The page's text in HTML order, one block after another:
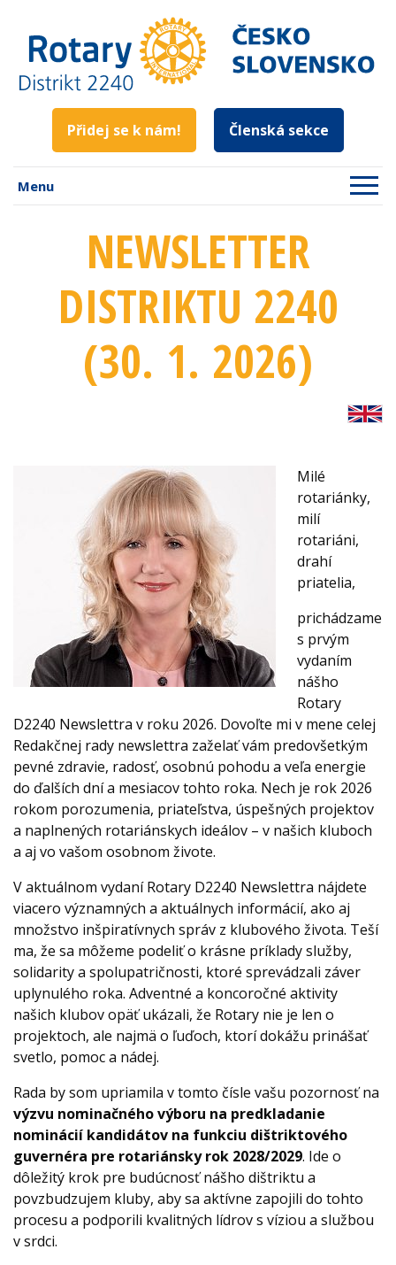
Přidej se k nám! Členská sekce
Menu
NEWSLETTER
DISTRIKTU 2240
(30. 1. 2026)
Milé
rotariánky,
milí
rotariáni,
drahí
priatelia,
prichádzame
s prvým
vydaním
nášho
Rotary
D2240 Newslettra v roku 2026. Dovoľte mi v mene celej
Redakčnej rady newslettra zaželať vám predovšetkým
pevné zdravie, radosť, osobnú pohodu a veľa energie
do ďalších dní a mesiacov tohto roka. Nech je rok 2026
rokom porozumenia, priateľstva, úspešných projektov
a naplnených rotariánskych ideálov – v našich kluboch
a aj vo vašom osobnom živote.
V aktuálnom vydaní Rotary D2240 Newslettra nájdete
viacero významných a aktuálnych informácií, ako aj
množstvo inšpiratívnych správ z klubového života. Teší
ma, že sa môžeme podeliť o krásne príklady služby,
solidarity a spolupatričnosti, ktoré sprevádzali záver
uplynulého roka. Adventné a koncoročné aktivity
našich klubov opäť ukázali, že Rotary nie je len o
projektoch, ale najmä o ľuďoch, ktorí dokážu prinášať
svetlo, pomoc a nádej.
Rada by som upriamila v tomto čísle vašu pozornosť na
výzvu nominačného výboru na predkladanie
nominácií kandidátov na funkciu dištriktového
guvernéra pre rotariánsky rok 2028/2029. Ide o
dôležitý krok pre budúcnosť nášho dištriktu a
povzbudzujem kluby, aby sa aktívne zapojili do tohto
procesu a podporili kvalitných lídrov s víziou a službou
v srdci.